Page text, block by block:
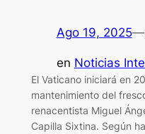
Ago 19, 2025—
en Noticias
El Vaticano iniciará en
mantenimiento del
renacentista Miguel
Capilla Sixtina. Según